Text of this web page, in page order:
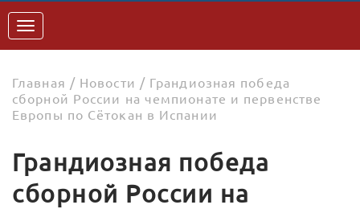
Главная / Новости / Грандиозная победа
сборной России на чемпионате и первенстве
Европы по Сётокан в Испании
Грандиозная победа
сборной России на